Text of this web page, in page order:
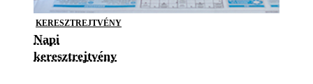
KERESZTREJTVÉNY
Napi
keresztrejtvény